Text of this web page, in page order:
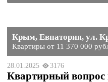
Крым, Евпатория, ул.
Квартиры от 11 370 000
28.01.2025 3176
Квартирный вопрос